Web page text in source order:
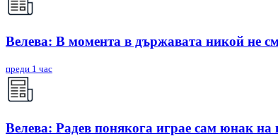
Велева: В момента в държавата никой не
преди 1 час
Велева: Радев понякога играе сам юнак на